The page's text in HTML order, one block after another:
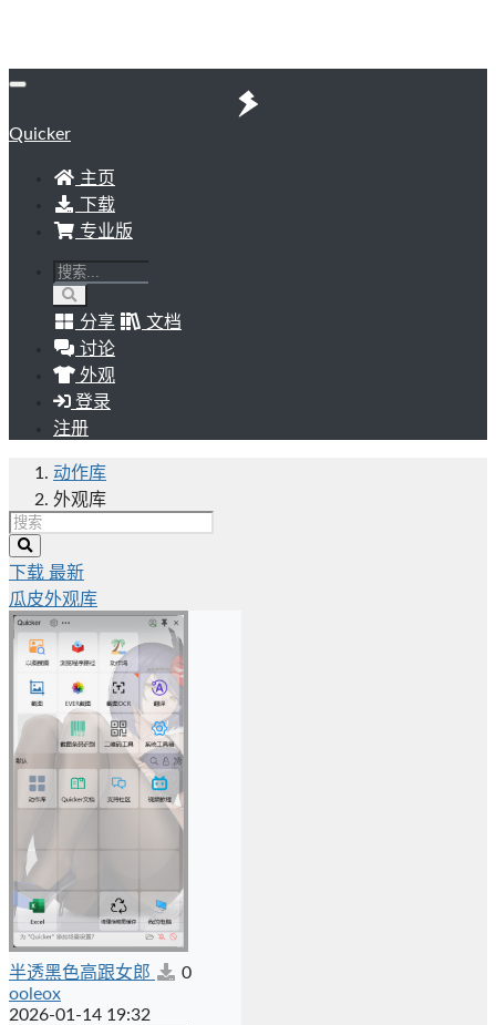
Quicker
主页
下载
专业版
分享
文档
讨论
外观
登录
注册
动作库
外观库
下载 最新
瓜皮外观库
半透黑色高跟女郎
0
ooleox
2026-01-14 19:32